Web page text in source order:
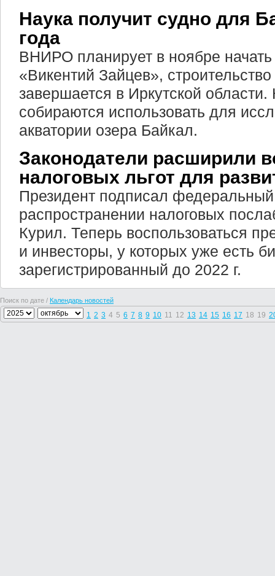
Наука получит судно для
года
ВНИРО планирует в ноябре
«Викентий Зайцев», строительство
завершается в Иркутской
собираются использовать для
акватории озера Байкал.
Законодатели расширили
налоговых льгот для
Президент подписал федеральный
распространении налоговых
Курил. Теперь воспользоваться
и инвесторы, у которых уже есть
зарегистрированный до 2022 г.
Поиск по дате / Календарь новостей
1 2 3 4 5 6 7 8 9 10 11 12 13 14 15 16 17 18 19